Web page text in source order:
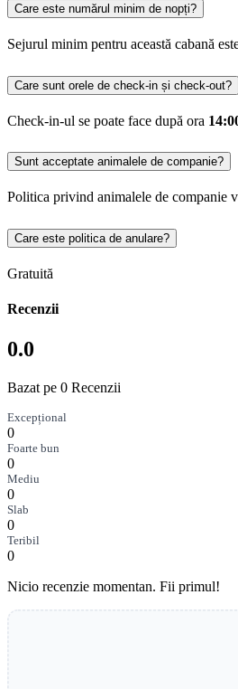
Care este numărul minim de nopți?
Sejurul minim pentru această cabană
Care sunt orele de check-in și check-out?
Check-in-ul se poate face după ora
Sunt acceptate animalele de companie?
Politica privind animalele de companie
Care este politica de anulare?
Gratuită
Recenzii
0.0
Bazat pe 0 Recenzii
Excepțional
0
Foarte bun
0
Mediu
0
Slab
0
Teribil
0
Nicio recenzie momentan. Fii primul!